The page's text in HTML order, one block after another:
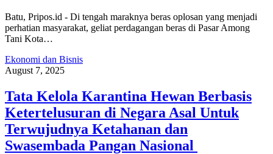
Batu, Pripos.id - Di tengah maraknya beras oplosan yang menjadi
perhatian masyarakat, geliat perdagangan beras di Pasar Among
Tani Kota…
Ekonomi dan Bisnis
August 7, 2025
Tata Kelola Karantina Hewan Berbasis
Ketertelusuran di Negara Asal Untuk
Terwujudnya Ketahanan dan
Swasembada Pangan Nasional